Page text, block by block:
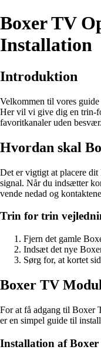
Boxer TV
Installation
Introduktion
Velkommen til vores
Her vil vi give dig en trin-
favoritkanaler uden besvær.
Hvordan skal
Det er vigtigt at placere
signal. Når du indsætter
vende nedad og
Trin for trin
Fjern det gamle
Indsæt det nye
Sørg for, at kortet
Boxer TV
For at få adgang til Boxer
er en simpel guide til
Installation af